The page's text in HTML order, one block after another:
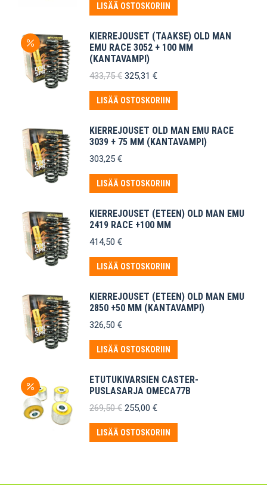
oli:
35,50 €.
on:
26,62 €.
LISÄÄ OSTOSKORIIN
KIERREJOUSET (TAAKSE) OLD MAN
EMU RACE 3052 + 100 MM
(KANTAVAMPI)
433,75€ Alkuperäinen
oli:
433,75 €.
325,31 €Nykyinen
on:
325,31 €.
LISÄÄ OSTOSKORIIN
KIERREJOUSET OLD MAN EMU RACE
3039 + 75 MM (KANTAVAMPI)
303,25 €
LISÄÄ OSTOSKORIIN
KIERREJOUSET (ETEEN) OLD MAN EMU
2419 RACE +100 MM
414,50 €
LISÄÄ OSTOSKORIIN
KIERREJOUSET (ETEEN) OLD MAN EMU
2850 +50 MM (KANTAVAMPI)
326,50 €
LISÄÄ OSTOSKORIIN
ETUTUKIVARSIEN CASTER-
PUSLASARJA OMECA77B
269,50€ Alkuperäinen
oli:
269,50 €.
255,00 €Nykyinen
on:
255,00 €.
LISÄÄ OSTOSKORIIN